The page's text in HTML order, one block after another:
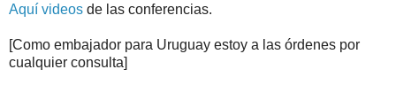
Aquí videos de las conferencias.
[Como embajador para Uruguay estoy a las órdenes por
cualquier consulta]